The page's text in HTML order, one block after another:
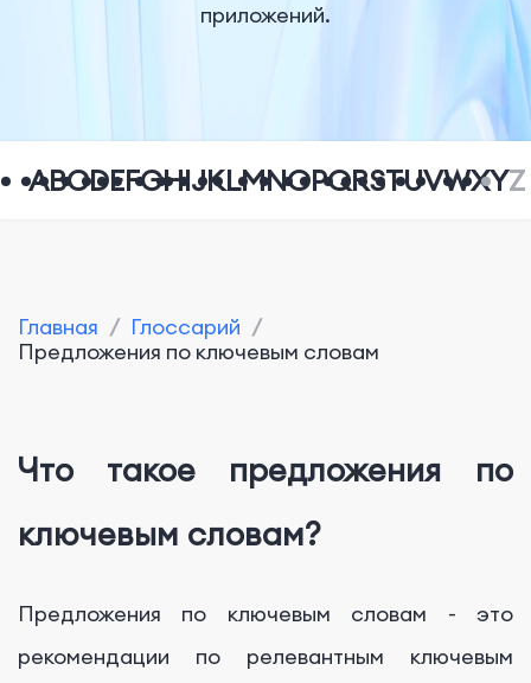
приложений.
ABCDEFGHIJKLMNOPQRSTUVWXYZ
Главная / Глоссарий /
Предложения по ключевым словам
Что такое предложения по
ключевым словам?
Предложения по ключевым словам - это
рекомендации по релевантным ключевым